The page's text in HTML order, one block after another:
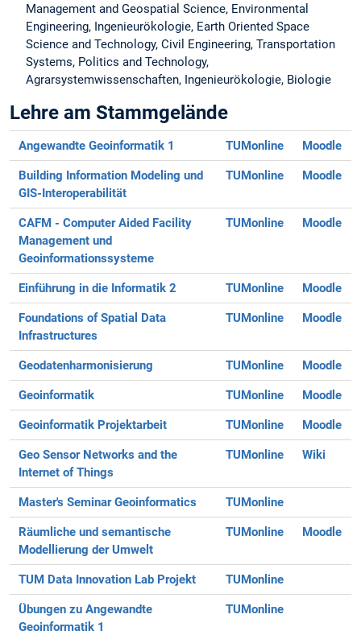
Management and Geospatial Science, Environmental
Engineering, Ingenieurökologie, Earth Oriented Space
Science and Technology, Civil Engineering, Transportation
Systems, Politics and Technology,
Agrarsystemwissenschaften, Ingenieurökologie, Biologie
Lehre am Stammgelände
Angewandte Geoinformatik 1 TUMonline Moodle
Building Information Modeling und
GIS-Interoperabilität
TUMonline Moodle
CAFM - Computer Aided Facility
Management und
Geoinformationssysteme
TUMonline Moodle
Einführung in die Informatik 2 TUMonline Moodle
Foundations of Spatial Data
Infrastructures
TUMonline Moodle
Geodatenharmonisierung TUMonline Moodle
Geoinformatik TUMonline Moodle
Geoinformatik Projektarbeit TUMonline Moodle
Geo Sensor Networks and the
Internet of Things
TUMonline Wiki
Master's Seminar Geoinformatics TUMonline
Räumliche und semantische
Modellierung der Umwelt
TUMonline Moodle
TUM Data Innovation Lab Projekt TUMonline
Übungen zu Angewandte
Geoinformatik 1
TUMonline